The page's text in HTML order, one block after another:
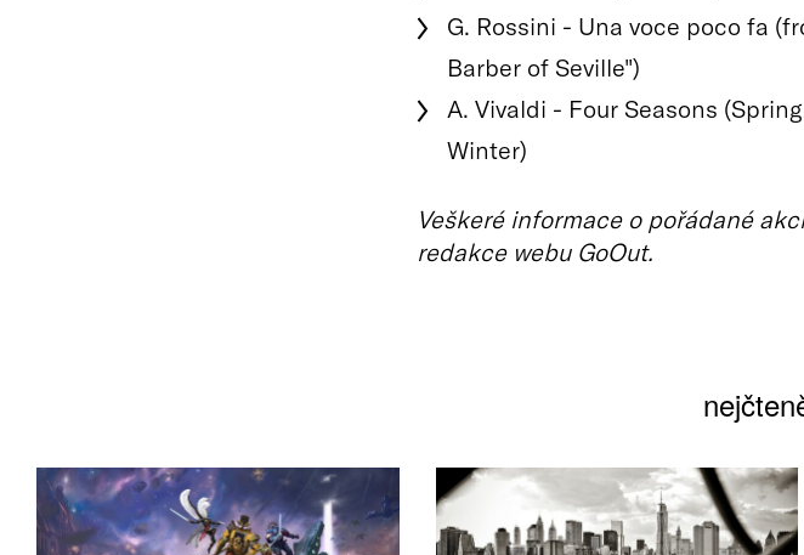
G. Rossini - Una voce poco fa
Barber of Seville")
A. Vivaldi - Four Seasons
Winter)
Veškeré informace o pořádané
redakce webu GoOut.